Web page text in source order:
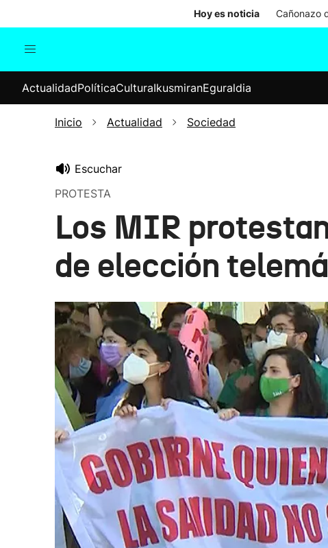
Hoy es noticia Cañonazo
Internacional
Elecciones
ActualidadPolíticaCulturaIkusmiranEguraldia
Inicio Actualidad Sociedad
Escuchar
PROTESTA
Los MIR
de elección